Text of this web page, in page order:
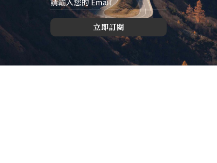
立即訂閱